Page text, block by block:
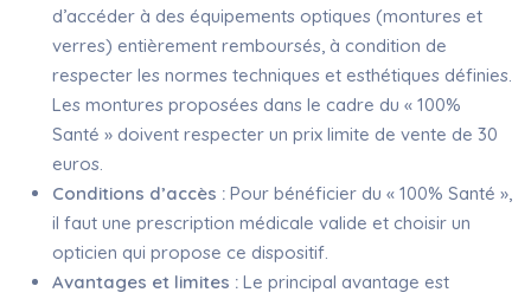
d’accéder à des équipements optiques (montures et
verres) entièrement remboursés, à condition de
respecter les normes techniques et esthétiques définies.
Les montures proposées dans le cadre du « 100%
Santé » doivent respecter un prix limite de vente de 30
euros.
Conditions d’accès : Pour bénéficier du « 100% Santé »,
il faut une prescription médicale valide et choisir un
opticien qui propose ce dispositif.
Avantages et limites : Le principal avantage est